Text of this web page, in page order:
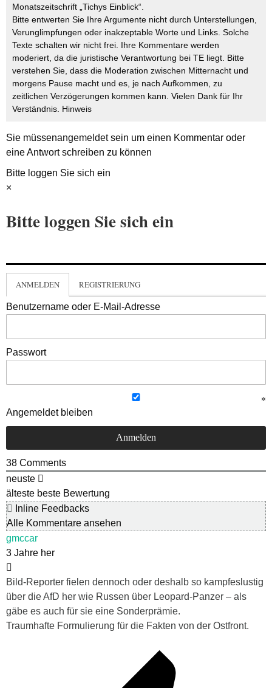
Monatszeitschrift „Tichys Einblick“.
Bitte entwerten Sie Ihre Argumente nicht durch Unterstellungen,
Verunglimpfungen oder inakzeptable Worte und Links. Solche
Texte schalten wir nicht frei. Ihre Kommentare werden
moderiert, da die juristische Verantwortung bei TE liegt. Bitte
verstehen Sie, dass die Moderation zwischen Mitternacht und
morgens Pause macht und es, je nach Aufkommen, zu
zeitlichen Verzögerungen kommen kann. Vielen Dank für Ihr
Verständnis. Hinweis
Sie müssenangemeldetsein um einen Kommentar oder
eine Antwort schreiben zu können
Bitte loggen Sie sich ein
×
Bitte loggen Sie sich ein
ANMELDEN REGISTRIERUNG
Benutzername oder E-Mail-Adresse
Passwort
Angemeldet bleiben
38 Comments
neuste
älteste beste Bewertung
Inline Feedbacks
Alle Kommentare ansehen
gmccar
3 Jahre her
Bild-Reporter fielen dennoch oder deshalb so kampfeslustig
über die AfD her wie Russen über Leopard-Panzer – als
gäbe es auch für sie eine Sonderprämie.
Traumhafte Formulierung für die Fakten von der Ostfront.